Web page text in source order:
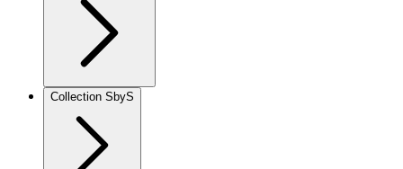
Collection SbyS